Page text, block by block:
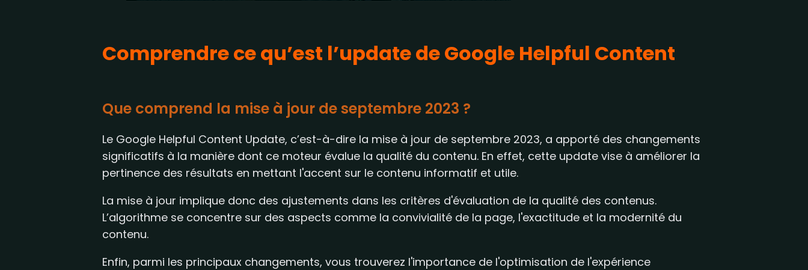
Comprendre ce qu’est l’update de Google Helpful Content
Que comprend la mise à jour de septembre 2023 ?
Le Google Helpful Content Update, c’est-à-dire la mise à jour de septembre 2023, a apporté des changements
significatifs à la manière dont ce moteur évalue la qualité du contenu. En effet, cette update vise à améliorer la
pertinence des résultats en mettant l'accent sur le contenu informatif et utile.
La mise à jour implique donc des ajustements dans les critères d'évaluation de la qualité des contenus.
L’algorithme se concentre sur des aspects comme la convivialité de la page, l'exactitude et la modernité du
contenu.
Enfin, parmi les principaux changements, vous trouverez l'importance de l'optimisation de l'expérience